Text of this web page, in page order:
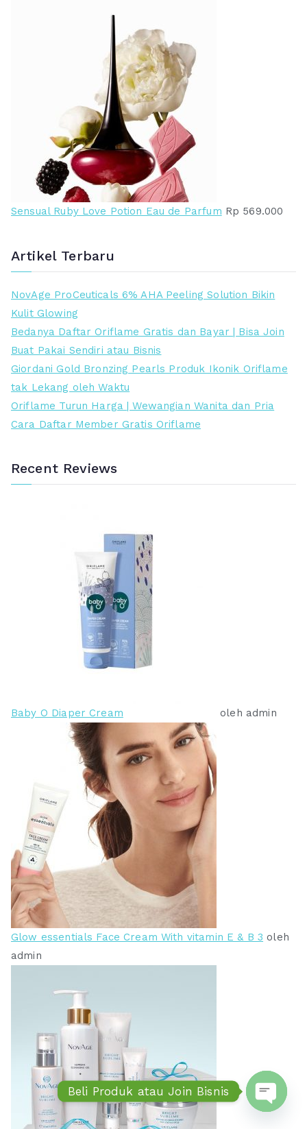
Sensual Ruby Love Potion Eau de Parfum Rp 569.000
Artikel Terbaru
NovAge ProCeuticals 6% AHA Peeling Solution Bikin
Kulit Glowing
Bedanya Daftar Oriflame Gratis dan Bayar | Bisa Join
Buat Pakai Sendiri atau Bisnis
Giordani Gold Bronzing Pearls Produk Ikonik Oriflame
tak Lekang oleh Waktu
Oriflame Turun Harga | Wewangian Wanita dan Pria
Cara Daftar Member Gratis Oriflame
Recent Reviews
Baby O Diaper Cream oleh admin
Glow essentials Face Cream With vitamin E & B 3 oleh
admin
Beli Produk atau Join Bisnis